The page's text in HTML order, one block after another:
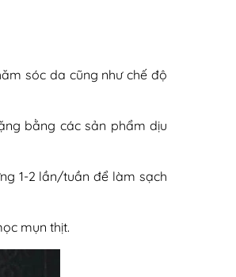
sóc da cũng như chế độ
bằng các sản phẩm dịu
1-2 lần/tuần để làm sạch
mụn thịt.